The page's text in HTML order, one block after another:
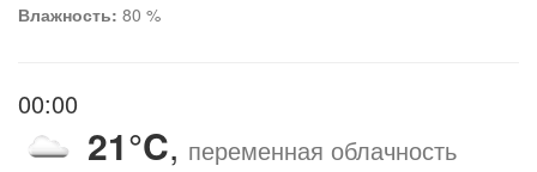
Влажность: 80 %
00:00
21°C, переменная облачность